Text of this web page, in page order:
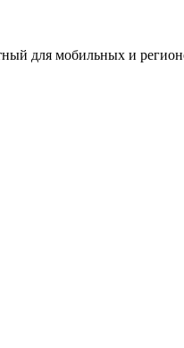
для мобильных и